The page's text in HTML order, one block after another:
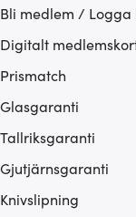
Bli medlem / Logga
Digitalt
Prismatch
Glasgaranti
Tallriksgaranti
Gjutjärnsgaranti
Knivslipning